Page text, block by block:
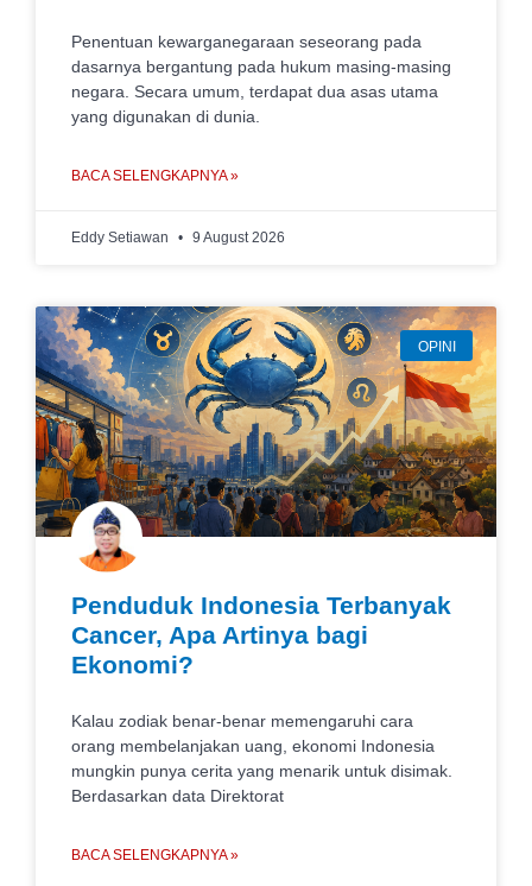
Penentuan kewarganegaraan seseorang pada
dasarnya bergantung pada hukum masing-masing
negara. Secara umum, terdapat dua asas utama
yang digunakan di dunia.
BACA SELENGKAPNYA »
Eddy Setiawan 9 August 2026
OPINI
Penduduk Indonesia Terbanyak
Cancer, Apa Artinya bagi
Ekonomi?
Kalau zodiak benar-benar memengaruhi cara
orang membelanjakan uang, ekonomi Indonesia
mungkin punya cerita yang menarik untuk disimak.
Berdasarkan data Direktorat
BACA SELENGKAPNYA »